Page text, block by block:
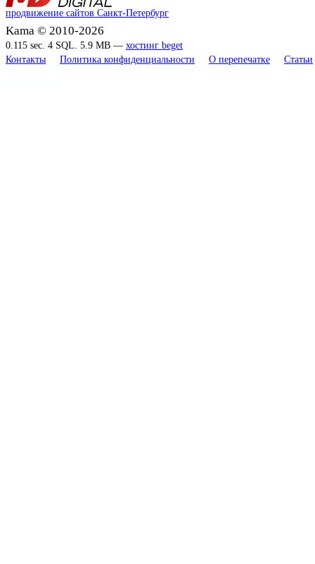
продвижение сайтов Санкт-Петербург
Kama © 2010-2026
0.115 sec. 4 SQL. 5.9 MB — хостинг beget
Контакты
Политика конфиденциальности О перепечатке Статьи